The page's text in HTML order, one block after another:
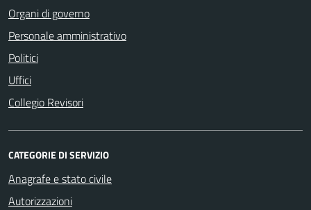
Organi di governo
Personale amministrativo
Politici
Uffici
Collegio Revisori
CATEGORIE DI SERVIZIO
Anagrafe e stato civile
Autorizzazioni